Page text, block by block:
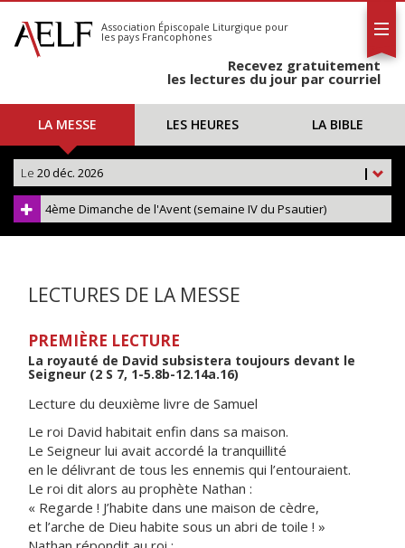
S'abonner
Calendrier
Association Épiscopale Liturgique pour
les pays Francophones
Recevez gratuitement
les lectures du jour par courriel
LA MESSE LES HEURES LA BIBLE
|
Le 20 déc. 2026
4ème Dimanche de l'Avent (semaine IV du Psautier)
LECTURES DE LA MESSE
PREMIÈRE LECTURE
La royauté de David subsistera toujours devant le
Seigneur (2 S 7, 1-5.8b-12.14a.16)
Lecture du deuxième livre de Samuel
Le roi David habitait enfin dans sa maison.
Le Seigneur lui avait accordé la tranquillité
en le délivrant de tous les ennemis qui l’entouraient.
Le roi dit alors au prophète Nathan :
« Regarde ! J’habite dans une maison de cèdre,
et l’arche de Dieu habite sous un abri de toile ! »